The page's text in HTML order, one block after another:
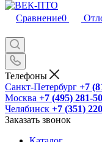
Сравнение0
Телефоны
Санкт-Петербург +7
Москва +7 (495) 281-
Челябинск +7 (351)
Заказать звонок